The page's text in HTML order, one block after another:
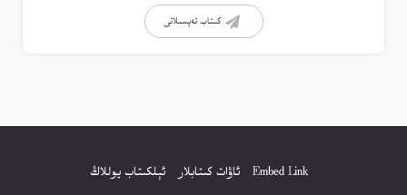
كىتاب تەپسىلاتى
Embed Link ئاۋات كىتابلار
ئېلكىتاب يوللاڭ